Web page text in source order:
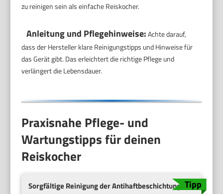
zu reinigen sein als einfache Reiskocher.
Anleitung und Pflegehinweise:Achte darauf,
dass der Hersteller klare Reinigungstipps und Hinweise für
das Gerät gibt. Das erleichtert die richtige Pflege und
verlängert die Lebensdauer.
Praxisnahe Pflege- und
Wartungstipps für deinen
Reiskocher
Sorgfältige Reinigung der Antihaftbeschichtung